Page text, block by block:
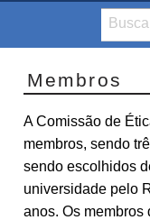
Membros
A Comissão de
membros, sendo
sendo escolhidos
universidade pelo
anos. Os membros